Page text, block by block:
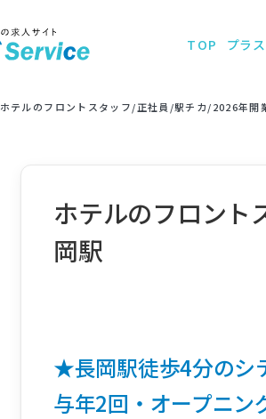
TOP プラ
ホテルのフロントスタッフ/正社員/駅チカ/2026年開
ホテルのフロン
岡駅
★長岡駅徒歩4分のシ
与年2回・オープニン